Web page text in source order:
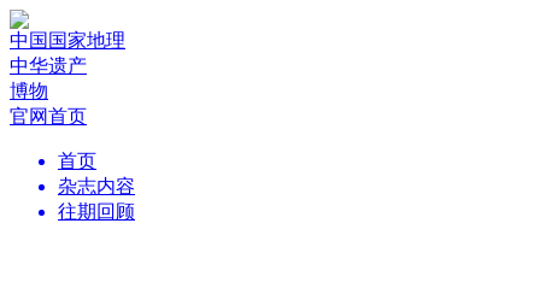
中国国家地理
中华遗产
博物
官网首页
首页
杂志内容
往期回顾